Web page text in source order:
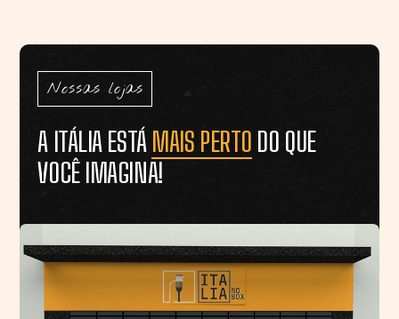
Nossas lojas
A ITÁLIA ESTÁ MAIS PERTO DO QUE
VOCÊ IMAGINA!